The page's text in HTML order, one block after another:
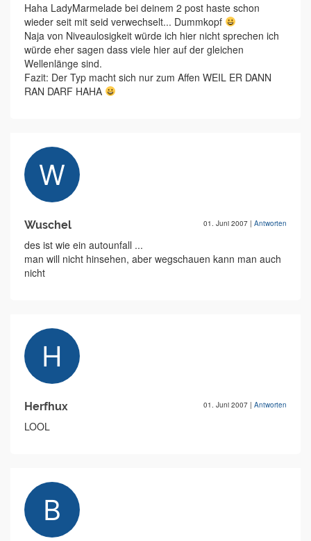
Haha LadyMarmelade bei deinem 2 post haste schon
wieder seit mit seid verwechselt... Dummkopf
Naja von Niveaulosigkeit würde ich hier nicht sprechen ich
würde eher sagen dass viele hier auf der gleichen
Wellenlänge sind.
Fazit: Der Typ macht sich nur zum Affen WEIL ER DANN
RAN DARF HAHA
Wuschel 01. Juni 2007 | Antworten
des ist wie ein autounfall ...
man will nicht hinsehen, aber wegschauen kann man auch
nicht
Herfhux 01. Juni 2007 | Antworten
LOOL